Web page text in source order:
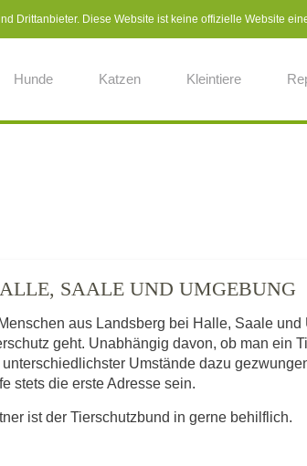
Drittanbieter. Diese Website ist keine offizielle Website
Hunde Katzen Kleintiere
SAALE UND UMGEBUNG
aus Landsberg bei Halle, Saale und
geht. Unabhängig davon, ob man ein
Umstände dazu
stets die erste Adresse sein.
ist der Tierschutzbund in gerne behilflich.